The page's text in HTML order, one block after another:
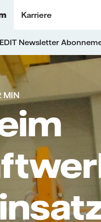
Karriere
Newsletter
MIN